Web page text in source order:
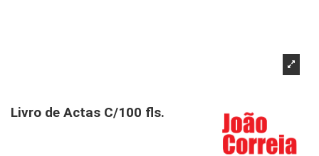
Livro de Actas C/100 fls.